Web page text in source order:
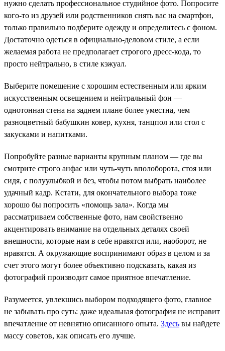
нужно сделать профессиональное студийное фото. Попросите
кого-то из друзей или родственников снять вас на смартфон,
только правильно подберите одежду и определитесь с фоном.
Достаточно одеться в официально-деловом стиле, а если
желаемая работа не предполагает строгого дресс-кода, то
просто нейтрально, в стиле кэжуал.
Выберите помещение с хорошим естественным или ярким
искусственным освещением и нейтральный фон —
однотонная стена на заднем плане более уместна, чем
разноцветный бабушкин ковер, кухня, танцпол или стол с
закусками и напитками.
Попробуйте разные варианты крупным планом — где вы
смотрите строго анфас или чуть-чуть вполоборота, стоя или
сидя, с полуулыбкой и без, чтобы потом выбрать наиболее
удачный кадр. Кстати, для окончательного выбора тоже
хорошо бы попросить «помощь зала». Когда мы
рассматриваем собственные фото, нам свойственно
акцентировать внимание на отдельных деталях своей
внешности, которые нам в себе нравятся или, наоборот, не
нравятся. А окружающие воспринимают образ в целом и за
счет этого могут более объективно подсказать, какая из
фотографий производит самое приятное впечатление.
Разумеется, увлекшись выбором подходящего фото, главное
не забывать про суть: даже идеальная фотография не исправит
впечатление от невнятно описанного опыта. Здесь вы найдете
массу советов, как описать его лучше.